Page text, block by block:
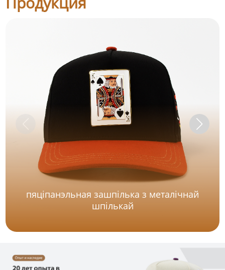
пяціпанэльная зашпілька з металічнай
шпількай